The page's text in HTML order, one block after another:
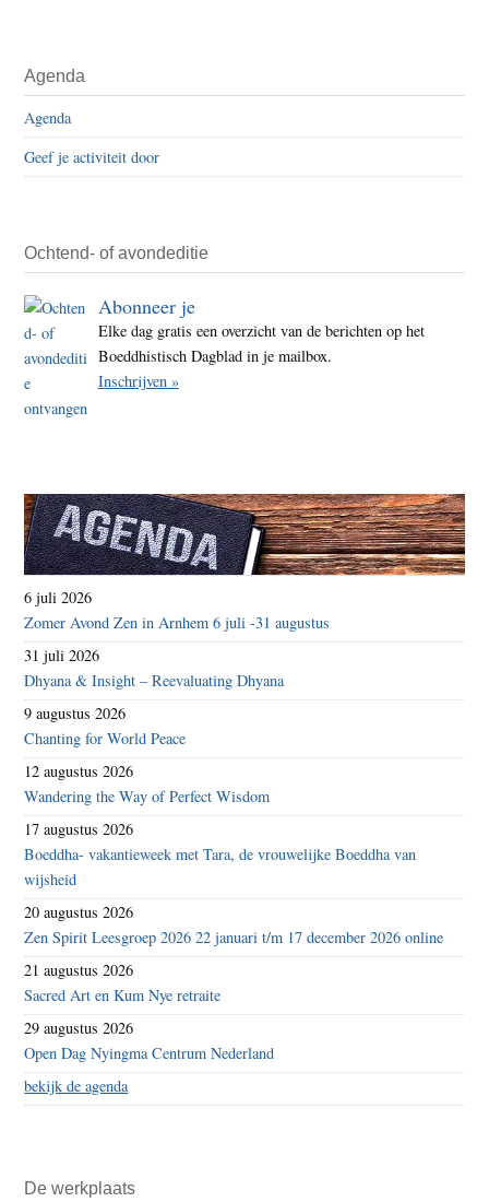
Agenda
Agenda
Geef je activiteit door
Ochtend- of avondeditie
Abonneer je
Elke dag gratis een overzicht van de berichten op het
Boeddhistisch Dagblad in je mailbox.
Inschrijven »
6 juli 2026
Zomer Avond Zen in Arnhem 6 juli -31 augustus
31 juli 2026
Dhyana & Insight – Reevaluating Dhyana
9 augustus 2026
Chanting for World Peace
12 augustus 2026
Wandering the Way of Perfect Wisdom
17 augustus 2026
Boeddha- vakantieweek met Tara, de vrouwelijke Boeddha van
wijsheid
20 augustus 2026
Zen Spirit Leesgroep 2026 22 januari t/m 17 december 2026 online
21 augustus 2026
Sacred Art en Kum Nye retraite
29 augustus 2026
Open Dag Nyingma Centrum Nederland
bekijk de agenda
De werkplaats